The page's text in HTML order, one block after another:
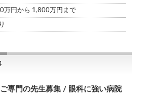
万円から 1,800万円まで
専門の先生募集 / 眼科に強い病院